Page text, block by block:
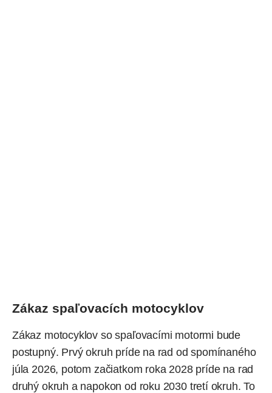
Zákaz spaľovacích motocyklov
Zákaz motocyklov so spaľovacími motormi bude
postupný. Prvý okruh príde na rad od spomínaného
júla 2026, potom začiatkom roka 2028 príde na rad
druhý okruh a napokon od roku 2030 tretí okruh. To